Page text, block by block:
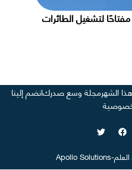
لتشغيل الطائرات
الشهرمجلة وسع صدركانضم إلينا
-
Apollo Solutions